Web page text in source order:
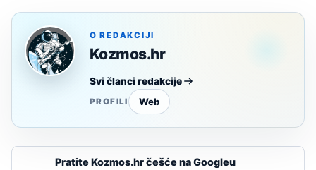
O REDAKCIJI
Kozmos.hr
Svi članci redakcije
PROFILI Web
Pratite Kozmos.hr češće na Googleu